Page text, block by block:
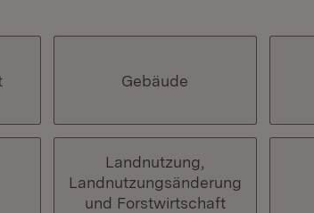
Gebäude
Landnutzung,
Landnutzungsänderung
und Forstwirtschaft